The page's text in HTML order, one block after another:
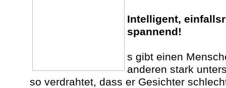
Intelligent,
spannend!
s gibt einen
anderen stark
so verdrahtet, dass er Gesichter